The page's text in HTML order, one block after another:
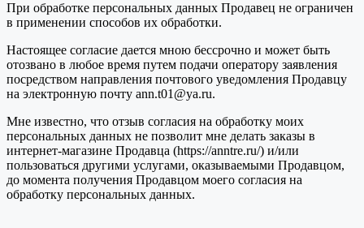
При обработке персональных данных Продавец не ограничен
в применении способов их обработки.
Настоящее согласие дается мною бессрочно и может быть
отозвано в любое время путем подачи оператору заявления
посредством направления почтового уведомления Продавцу
на электронную почту ann.t01@ya.ru.
Мне известно, что отзыв согласия на обработку моих
персональных данных не позволит мне делать заказы в
интернет-магазине Продавца (https://anntre.ru/) и/или
пользоваться другими услугами, оказываемыми Продавцом,
до момента получения Продавцом моего согласия на
обработку персональных данных.